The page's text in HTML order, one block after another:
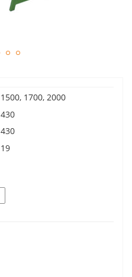
1500, 1700, 2000
430
430
19